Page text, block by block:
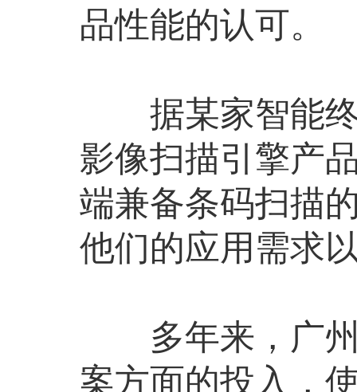
品性能的认可。
据某家智能终
影像扫描引擎产
端兼备条码扫描
他们的应用需求
多年来，广州
案方面的投入，